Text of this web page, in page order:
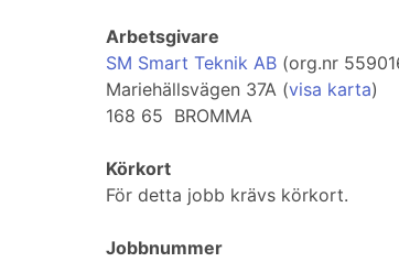
Arbetsgivare
SM Smart Teknik AB (org.nr
Mariehällsvägen 37A (visa karta)
168 65 BROMMA
Körkort
För detta jobb krävs körkort.
Jobbnummer